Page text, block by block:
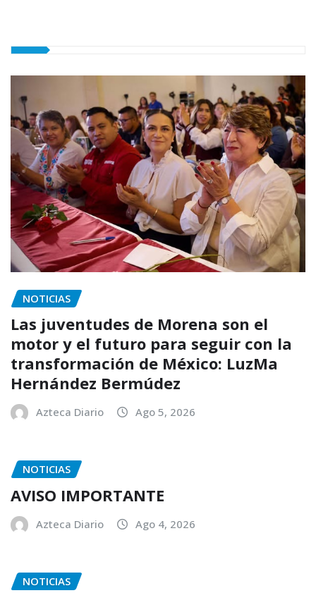
NOTICIAS
Las juventudes de Morena son el
motor y el futuro para seguir con la
transformación de México: LuzMa
Hernández Bermúdez
Azteca Diario Ago 5, 2026
NOTICIAS
AVISO IMPORTANTE
Azteca Diario Ago 4, 2026
NOTICIAS